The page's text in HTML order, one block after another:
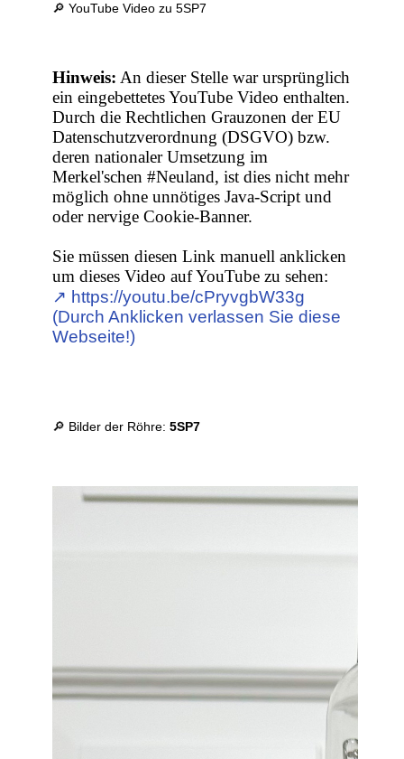
🔎 YouTube Video zu 5SP7
Hinweis: An dieser Stelle war ursprünglich
ein eingebettetes YouTube Video enthalten.
Durch die Rechtlichen Grauzonen der EU
Datenschutzverordnung (DSGVO) bzw.
deren nationaler Umsetzung im
Merkel'schen #Neuland, ist dies nicht mehr
möglich ohne unnötiges Java-Script und
oder nervige Cookie-Banner.
Sie müssen diesen Link manuell anklicken
um dieses Video auf YouTube zu sehen:
↗︎ https://youtu.be/cPryvgbW33g
(Durch Anklicken verlassen Sie diese
Webseite!)
🔎 Bilder der Röhre:5SP7